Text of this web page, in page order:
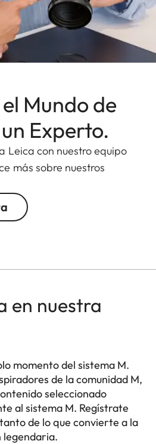
Mundo de
Experto.
Leica con nuestro equipo
más sobre nuestros
en nuestra
momento del sistema M.
de la comunidad M,
seleccionado
al sistema M. Regístrate
de lo que convierte a la
legendaria.